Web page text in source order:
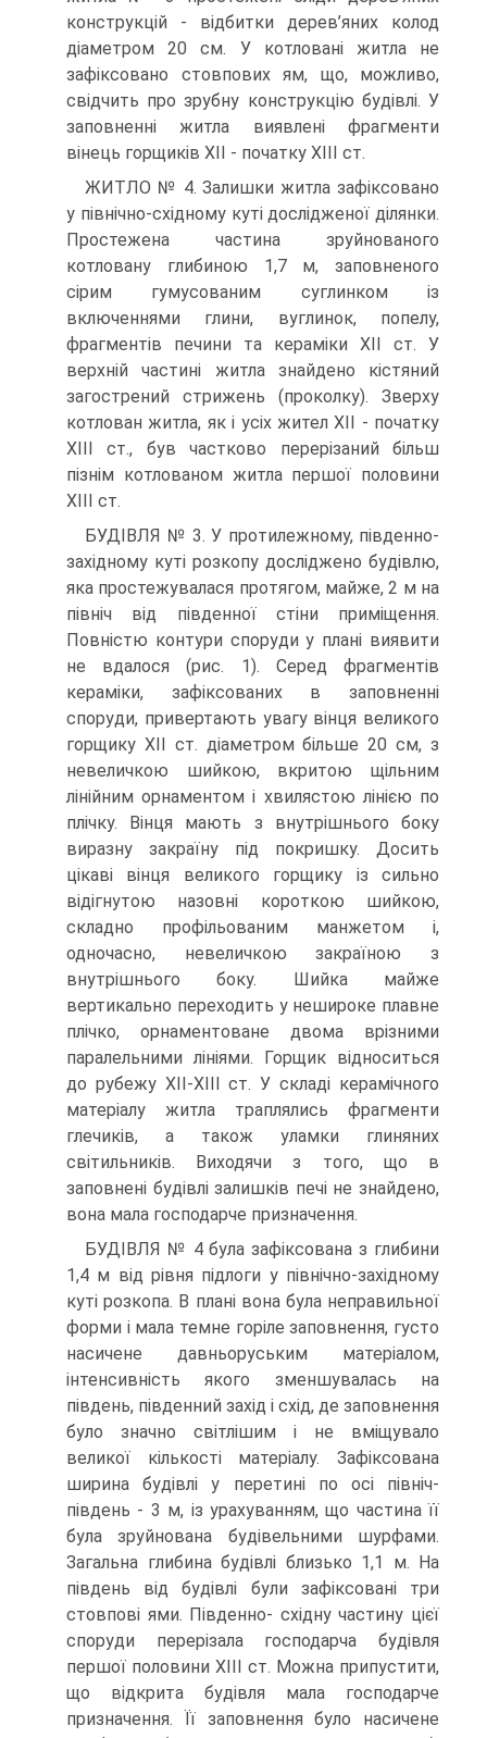
конструкцій - відбитки дерев’яних колод
діаметром 20 см. У котловані житла не
зафіксовано стовпових ям, що, можливо,
свідчить про зрубну конструкцію будівлі. У
заповненні житла виявлені фрагменти
вінець горщиків ХІІ - початку ХІІІ ст.
ЖИТЛО № 4. Залишки житла зафіксовано
у північно-східному куті дослідженої ділянки.
Простежена частина зруйнованого
котловану глибиною 1,7 м, заповненого
сірим гумусованим суглинком із
включеннями глини, вуглинок, попелу,
фрагментів печини та кераміки ХІІ ст. У
верхній частині житла знайдено кістяний
загострений стрижень (проколку). Зверху
котлован житла, як і усіх жител ХІІ - початку
ХІІІ ст., був частково перерізаний більш
пізнім котлованом житла першої половини
ХІІІ ст.
БУДІВЛЯ № 3. У протилежному, південно-
західному куті розкопу досліджено будівлю,
яка простежувалася протягом, майже, 2 м на
північ від південної стіни приміщення.
Повністю контури споруди у плані виявити
не вдалося (рис. 1). Серед фрагментів
кераміки, зафіксованих в заповненні
споруди, привертають увагу вінця великого
горщику ХІІ ст. діаметром більше 20 см, з
невеличкою шийкою, вкритою щільним
лінійним орнаментом і хвилястою лінією по
плічку. Вінця мають з внутрішнього боку
виразну закраїну під покришку. Досить
цікаві вінця великого горщику із сильно
відігнутою назовні короткою шийкою,
складно профільованим манжетом і,
одночасно, невеличкою закраїною з
внутрішнього боку. Шийка майже
вертикально переходить у нешироке плавне
плічко, орнаментоване двома врізними
паралельними лініями. Горщик відноситься
до рубежу ХІІ-ХІІІ ст. У складі керамічного
матеріалу житла траплялись фрагменти
глечиків, а також уламки глиняних
світильників. Виходячи з того, що в
заповнені будівлі залишків печі не знайдено,
вона мала господарче призначення.
БУДІВЛЯ № 4 була зафіксована з глибини
1,4 м від рівня підлоги у північно-західному
куті розкопа. В плані вона була неправильної
форми і мала темне горіле заповнення, густо
насичене давньоруським матеріалом,
інтенсивність якого зменшувалась на
південь, південний захід і схід, де заповнення
було значно світлішим і не вміщувало
великої кількості матеріалу. Зафіксована
ширина будівлі у перетині по осі північ-
південь - 3 м, із урахуванням, що частина її
була зруйнована будівельними шурфами.
Загальна глибина будівлі близько 1,1 м. На
південь від будівлі були зафіксовані три
стовпові ями. Південно- східну частину цієї
споруди перерізала господарча будівля
першої половини ХІІІ ст. Можна припустити,
що відкрита будівля мала господарче
призначення. Її заповнення було насичене